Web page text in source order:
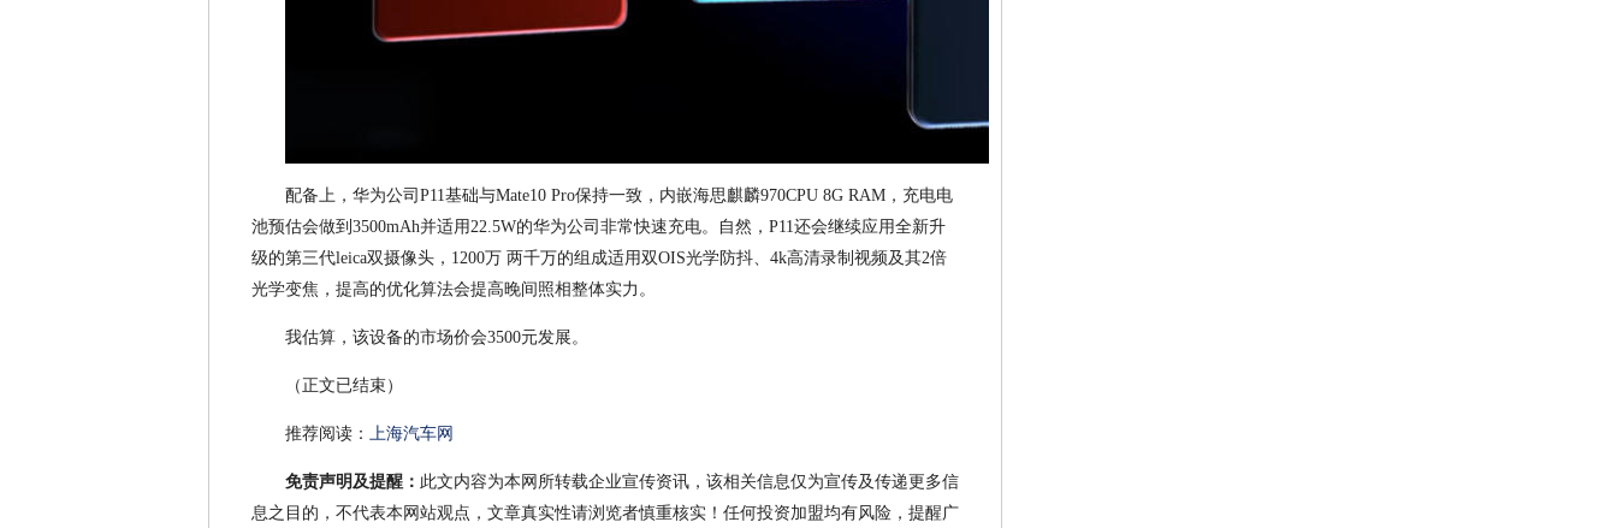
配备上，华为公司P11基础与Mate10 Pro保持一致，内嵌海思麒麟970CPU 8G RAM，充电电
池预估会做到3500mAh并适用22.5W的华为公司非常快速充电。自然，P11还会继续应用全新升
级的第三代leica双摄像头，1200万 两千万的组成适用双OIS光学防抖、4k高清录制视频及其2倍
光学变焦，提高的优化算法会提高晚间照相整体实力。
我估算，该设备的市场价会3500元发展。
（正文已结束）
推荐阅读： 上海汽车网
免责声明及提醒： 此文内容为本网所转载企业宣传资讯，该相关信息仅为宣传及传递更多信
息之目的，不代表本网站观点，文章真实性请浏览者慎重核实！任何投资加盟均有风险，提醒广